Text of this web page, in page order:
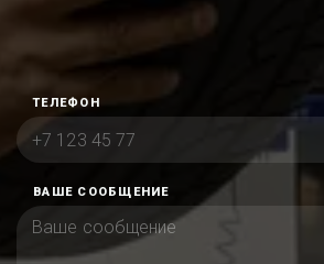
ТЕЛЕФОН
ВАШЕ СООБЩЕНИЕ